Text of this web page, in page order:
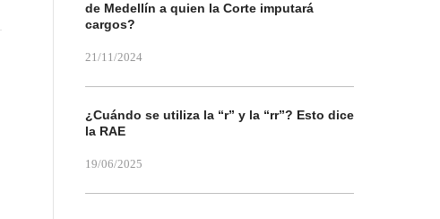
de Medellín a quien la Corte imputará
cargos?
21/11/2024
¿Cuándo se utiliza la “r” y la “rr”? Esto dice
la RAE
19/06/2025